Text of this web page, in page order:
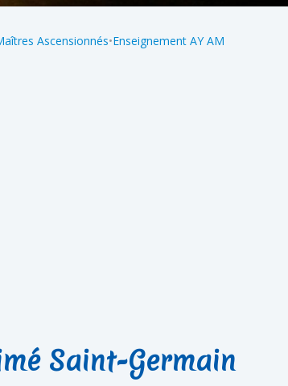
Ascensionnés•Enseignement AY AM
Saint-Germain